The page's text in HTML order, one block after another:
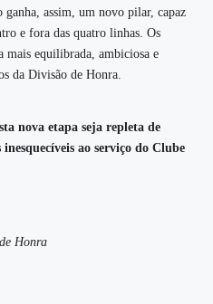
assim, um novo pilar, capaz
e fora das quatro linhas. Os
mais equilibrada, ambiciosa e
da Divisão de Honra.
nova etapa seja repleta de
inesquecíveis ao serviço do Clube
Honra